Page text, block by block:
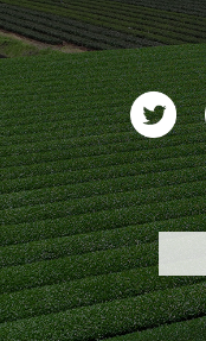
お茶に合うスイーツ
ログアウト